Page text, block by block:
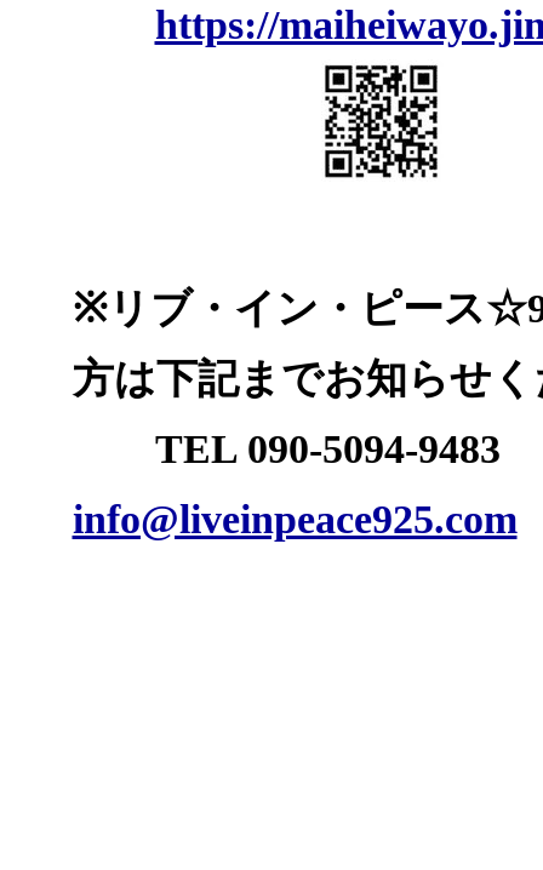
https://
※リブ・イン・ピース
方は下記までお知らせ
TEL 090-5094-9483
info@liveinpeace925.com